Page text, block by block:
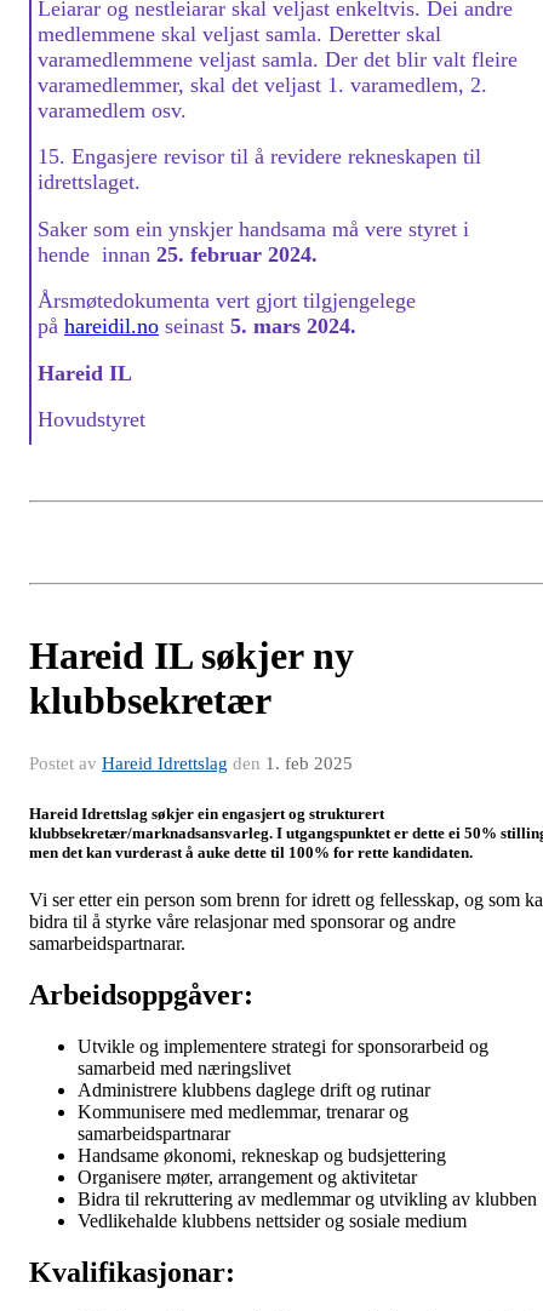
Leiarar og nestleiarar skal veljast enkeltvis. Dei andre
medlemmene skal veljast samla. Deretter skal
varamedlemmene veljast samla. Der det blir valt fleire
varamedlemmer, skal det veljast 1. varamedlem, 2.
varamedlem osv.
15. Engasjere revisor til å revidere rekneskapen til
idrettslaget.
Saker som ein ynskjer handsama må vere styret i
hende innan 25. februar 2024.
Årsmøtedokumenta vert gjort tilgjengelege
på hareidil.no seinast 5. mars 2024.
Hareid IL
Hovudstyret
Hareid IL søkjer ny
klubbsekretær
Postet av Hareid Idrettslag den 1. feb 2025
Hareid Idrettslag søkjer ein engasjert og strukturert
klubbsekretær/marknadsansvarleg. I utgangspunktet er dette ei 50%
men det kan vurderast å auke dette til 100% for rette kandidaten.
Vi ser etter ein person som brenn for idrett og fellesskap, og som
bidra til å styrke våre relasjonar med sponsorar og andre
samarbeidspartnarar.
Arbeidsoppgåver:
Utvikle og implementere strategi for sponsorarbeid og
samarbeid med næringslivet
Administrere klubbens daglege drift og rutinar
Kommunisere med medlemmar, trenarar og
samarbeidspartnarar
Handsame økonomi, rekneskap og budsjettering
Organisere møter, arrangement og aktivitetar
Bidra til rekruttering av medlemmar og utvikling av klubben
Vedlikehalde klubbens nettsider og sosiale medium
Kvalifikasjonar: